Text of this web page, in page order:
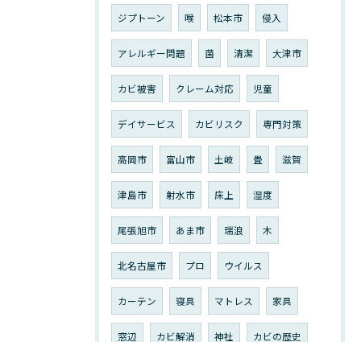
ジプトーン 喉 松本市 侵入
アレルギー問題 菌 清潔 大津市
カビ被害 クレーム対応 児童
デイサービス カビリスク 専門対策
高岡市 富山市 土岐 畳 滋賀
津島市 射水市 床上 湿度
尾張旭市 あま市 瑞浪 木
北名古屋市 プロ ウイルス
カーテン 寝具 マトレス 家具
窓辺 カビ解消 神社 カビの歴史